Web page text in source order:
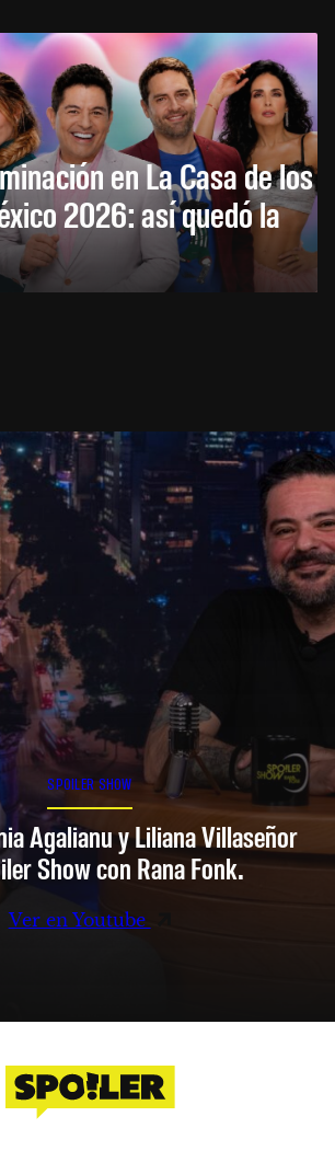
en La Casa de los
2026: así quedó la
SPOILER SHOW
Agalianu y Liliana Villaseñor
Show con Rana Fonk.
Ver en Youtube